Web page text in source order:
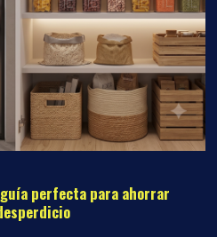
perfecta para ahorrar